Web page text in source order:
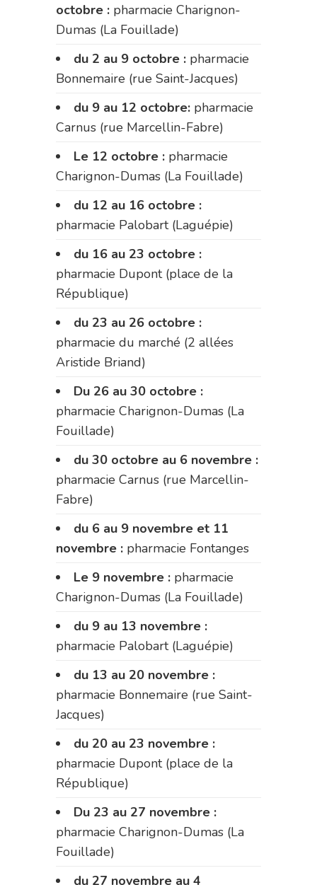
octobre : pharmacie Charignon-
Dumas (La Fouillade)
du 2 au 9 octobre : pharmacie
Bonnemaire (rue Saint-Jacques)
du 9 au 12 octobre: pharmacie
Carnus (rue Marcellin-Fabre)
Le 12 octobre : pharmacie
Charignon-Dumas (La Fouillade)
du 12 au 16 octobre :
pharmacie Palobart (Laguépie)
du 16 au 23 octobre :
pharmacie Dupont (place de la
République)
du 23 au 26 octobre :
pharmacie du marché (2 allées
Aristide Briand)
Du 26 au 30 octobre :
pharmacie Charignon-Dumas (La
Fouillade)
du 30 octobre au 6 novembre :
pharmacie Carnus (rue Marcellin-
Fabre)
du 6 au 9 novembre et 11
novembre : pharmacie Fontanges
Le 9 novembre : pharmacie
Charignon-Dumas (La Fouillade)
du 9 au 13 novembre :
pharmacie Palobart (Laguépie)
du 13 au 20 novembre :
pharmacie Bonnemaire (rue Saint-
Jacques)
du 20 au 23 novembre :
pharmacie Dupont (place de la
République)
Du 23 au 27 novembre :
pharmacie Charignon-Dumas (La
Fouillade)
du 27 novembre au 4